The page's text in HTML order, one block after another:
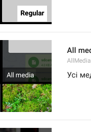
All
AllMedia
Усі